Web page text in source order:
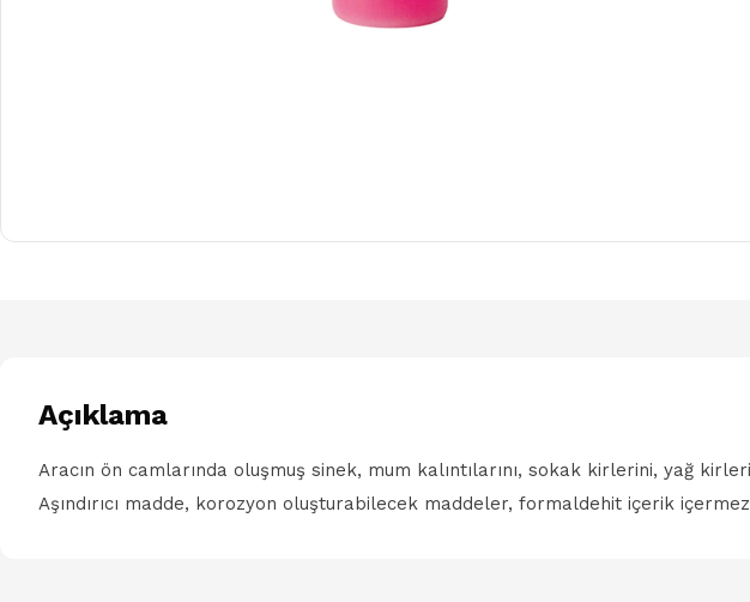
Açıklama
Aracın ön camlarında oluşmuş sinek, mum kalıntılarını, sokak kirlerini, yağ
Aşındırıcı madde, korozyon oluşturabilecek maddeler, formaldehit içerik